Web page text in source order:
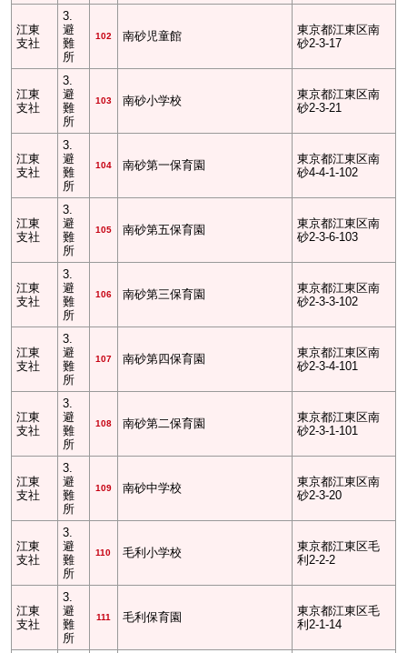
江東
支社
3.
避
難
所
102 南砂児童館
東京都江東区南
砂2-3-17
江東
支社
3.
避
難
所
103 南砂小学校
東京都江東区南
砂2-3-21
江東
支社
3.
避
難
所
104 南砂第一保育園
東京都江東区南
砂4-4-1-102
江東
支社
3.
避
難
所
105 南砂第五保育園
東京都江東区南
砂2-3-6-103
江東
支社
3.
避
難
所
106 南砂第三保育園
東京都江東区南
砂2-3-3-102
江東
支社
3.
避
難
所
107 南砂第四保育園
東京都江東区南
砂2-3-4-101
江東
支社
3.
避
難
所
108 南砂第二保育園
東京都江東区南
砂2-3-1-101
江東
支社
3.
避
難
所
109 南砂中学校
東京都江東区南
砂2-3-20
江東
支社
3.
避
難
所
110 毛利小学校
東京都江東区毛
利2-2-2
江東
支社
3.
避
難
所
111 毛利保育園
東京都江東区毛
利2-1-14